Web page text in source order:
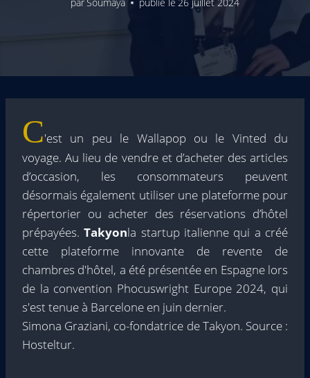
parSoumaya publié le 26 juillet 2024
C'est un peu le Wallapop ou le Vinted du
voyage. Au lieu de vendre et d’acheter des articles
d’occasion, les consommateurs peuvent
désormais également utiliser une plateforme pour
répertorier ou acheter des réservations d’hôtel
prépayées.Takyonla startup italienne qui a créé
cette plateforme innovante de revente de
chambres d'hôtel, a été présentée en Espagne lors
de la convention Phocuswright Europe 2024, qui
s'est tenue à Barcelone en juin dernier.
Simona Graziani, co-fondatrice de Takyon. Source :
Hosteltur.